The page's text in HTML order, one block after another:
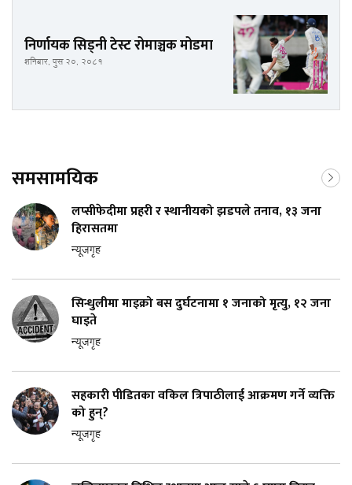
निर्णायक सिड्नी टेस्ट रोमाञ्चक मोडमा
शनिबार, पुस २०, २०८१
समसामयिक
लप्सीफेदीमा प्रहरी र स्थानीयको झडपले तनाव, १३ जना
हिरासतमा
न्यूजगृह
सिन्धुलीमा माइक्रो बस दुर्घटनामा १ जनाको मृत्यु, १२ जना
घाइते
न्यूजगृह
सहकारी पीडितका वकिल त्रिपाठीलाई आक्रमण गर्ने व्यक्ति
को हुन्?
न्यूजगृह